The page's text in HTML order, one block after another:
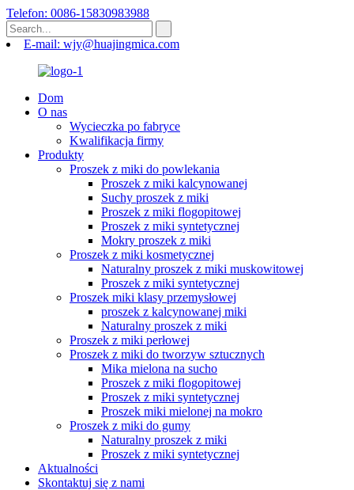
Telefon: 0086-15830983988
E-mail: wjy@huajingmica.com
Dom
O nas
Wycieczka po fabryce
Kwalifikacja firmy
Produkty
Proszek z miki do powlekania
Proszek z miki kalcynowanej
Suchy proszek z miki
Proszek z miki flogopitowej
Proszek z miki syntetycznej
Mokry proszek z miki
Proszek z miki kosmetycznej
Naturalny proszek z miki muskowitowej
Proszek z miki syntetycznej
Proszek miki klasy przemysłowej
proszek z kalcynowanej miki
Naturalny proszek z miki
Proszek z miki perłowej
Proszek z miki do tworzyw sztucznych
Mika mielona na sucho
Proszek z miki flogopitowej
Proszek z miki syntetycznej
Proszek miki mielonej na mokro
Proszek z miki do gumy
Naturalny proszek z miki
Proszek z miki syntetycznej
Aktualności
Skontaktuj się z nami